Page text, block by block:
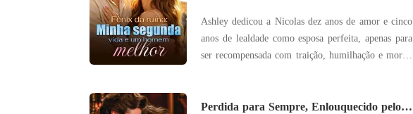
Ashley dedicou a Nicolas dez anos de amor e cinco
anos de lealdade como esposa perfeita, apenas para
ser recompensada com traição, humilhação e morte.
que ela fez — desmascarou a amante e deixou o
Perdida para Sempre, Enlouquecido pelo